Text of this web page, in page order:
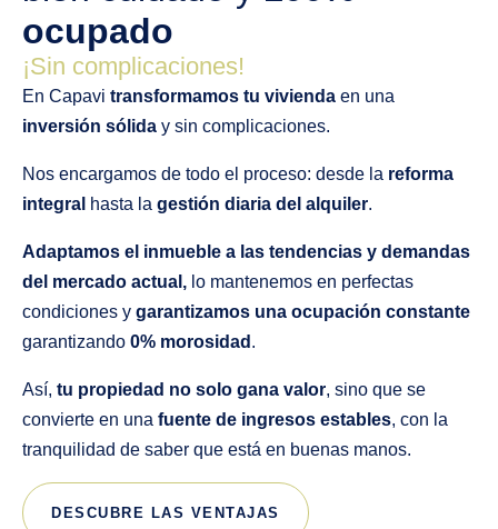
ocupado
¡Sin complicaciones!
En Capavi transformamos tu vivienda en una
inversión sólida y sin complicaciones.
Nos encargamos de todo el proceso: desde la reforma
integral hasta la gestión diaria del alquiler.
Adaptamos el inmueble a las tendencias y demandas
del mercado actual, lo mantenemos en perfectas
condiciones y garantizamos una ocupación constante
garantizando 0% morosidad .
Así, tu propiedad no solo gana valor, sino que se
convierte en una fuente de ingresos estables, con la
tranquilidad de saber que está en buenas manos.
DESCUBRE LAS VENTAJAS